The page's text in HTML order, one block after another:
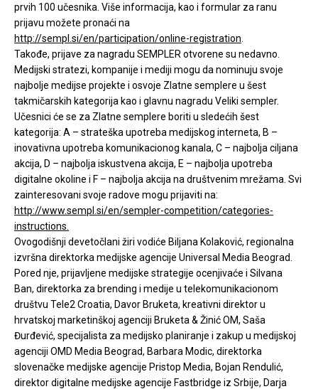
prvih 100 učesnika. Više informacija, kao i formular za ranu
prijavu možete pronaći na
http://sempl.si/en/participation/online-registration
Takođe, prijave za nagradu SEMPLER otvorene su nedavno.
Medijski stratezi, kompanije i mediji mogu da nominuju svoje
najbolje medijse projekte i osvoje Zlatne semplere u šest
takmičarskih kategorija kao i glavnu nagradu Veliki sempler.
Učesnici će se za Zlatne semplere boriti u sledećih šest
kategorija: A – strateška upotreba medijskog interneta, B –
inovativna upotreba komunikacionog kanala, C – najbolja ciljana
akcija, D – najbolja iskustvena akcija, E – najbolja upotreba
digitalne okoline i F – najbolja akcija na društvenim mrežama. Svi
zainteresovani svoje radove mogu prijaviti na:
http://www.sempl.si/en/sempler-competition/categories-
instructions.
Ovogodišnji devetočlani žiri vodiće Biljana Kolaković, regionalna
izvršna direktorka medijske agencije Universal Media Beograd.
Pored nje, prijavljene medijske strategije ocenjivaće i Silvana
Ban, direktorka za brending i medije u telekomunikacionom
društvu Tele2 Croatia, Davor Bruketa, kreativni direktor u
hrvatskoj marketinškoj agenciji Bruketa & Žinić OM, Saša
Đurđević, specijalista za medijsko planiranje i zakup u medijskoj
agenciji OMD Media Beograd, Barbara Modic, direktorka
slovenačke medijske agencije Pristop Media, Bojan Rendulić,
direktor digitalne medijske agencije Fastbridge iz Srbije, Darja